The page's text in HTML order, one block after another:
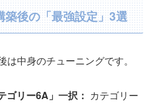
築後の「最強設定」3選
中身のチューニングです。
ゴリー6A」一択： カテゴリー